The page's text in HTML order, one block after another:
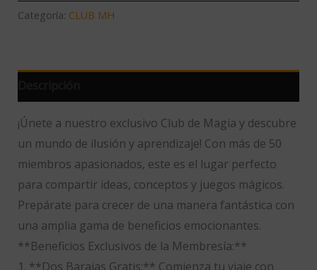
Categoría: CLUB MH
¡Únete a nuestro exclusivo Club de Magia y descubre
un mundo de ilusión y aprendizaje! Con más de 50
miembros apasionados, este es el lugar perfecto
para compartir ideas, conceptos y juegos mágicos.
Prepárate para crecer de una manera fantástica con
una amplia gama de beneficios emocionantes.
**Beneficios Exclusivos de la Membresía:**
1. **Dos Barajas Gratis:** Comienza tu viaje con